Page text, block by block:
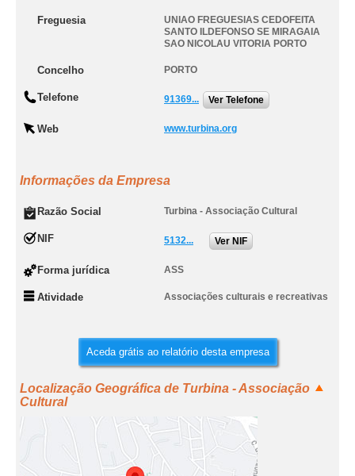
Freguesia
UNIAO FREGUESIAS CEDOFEITA
SANTO ILDEFONSO SE MIRAGAIA
SAO NICOLAU VITORIA PORTO
Concelho PORTO
Telefone 91369... Ver Telefone
Web www.turbina.org
Informações da Empresa
Razão Social Turbina - Associação Cultural
NIF 5132... Ver NIF
Forma jurídica ASS
Atividade Associações culturais e recreativas
Aceda grátis ao relatório desta empresa
Localização Geográfica de Turbina - Associação
Cultural